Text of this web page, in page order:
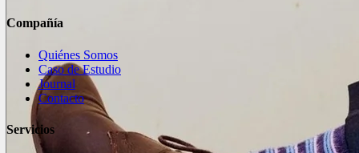
Compañía
Quiénes Somos
Caso de Estudio
Journal
Contacto
Servicios